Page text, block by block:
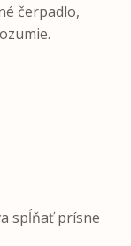
čerpadlo,
spĺňať prísne